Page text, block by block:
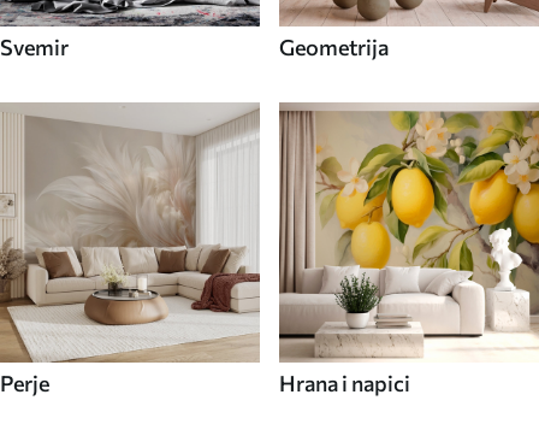
Svemir Geometrija
Perje Hrana i napici